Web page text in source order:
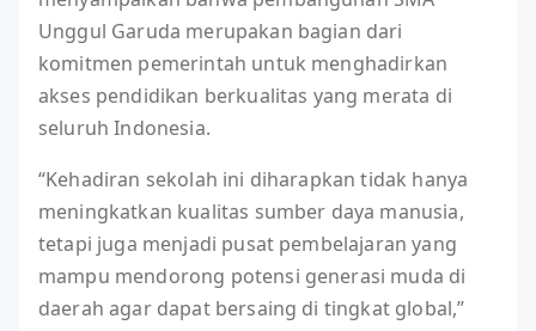
Unggul Garuda merupakan bagian dari
komitmen pemerintah untuk menghadirkan
akses pendidikan berkualitas yang merata di
seluruh Indonesia.
“Kehadiran sekolah ini diharapkan tidak hanya
meningkatkan kualitas sumber daya manusia,
tetapi juga menjadi pusat pembelajaran yang
mampu mendorong potensi generasi muda di
daerah agar dapat bersaing di tingkat global,”